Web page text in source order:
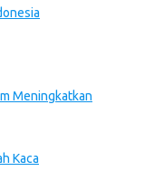
Meningkatkan
Kaca